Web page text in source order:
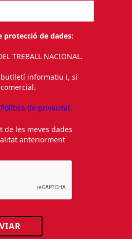
protecció de dades:
TREBALL NACIONAL.
informatiu i, si
Política de privacitat.
de les meves dades
anteriorment